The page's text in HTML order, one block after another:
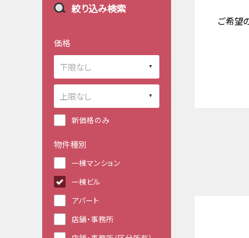
ご希望
絞り込み検索
価格
新価格のみ
物件種別
一棟マンション
一棟ビル
アパート
店舗・事務所